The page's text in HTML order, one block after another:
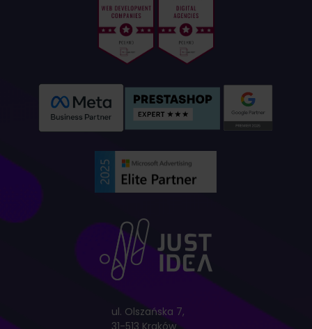
ul. Olszańska 7,